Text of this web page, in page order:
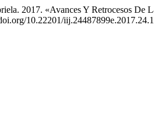
2017. «Avances Y Retrocesos De
10.22201/